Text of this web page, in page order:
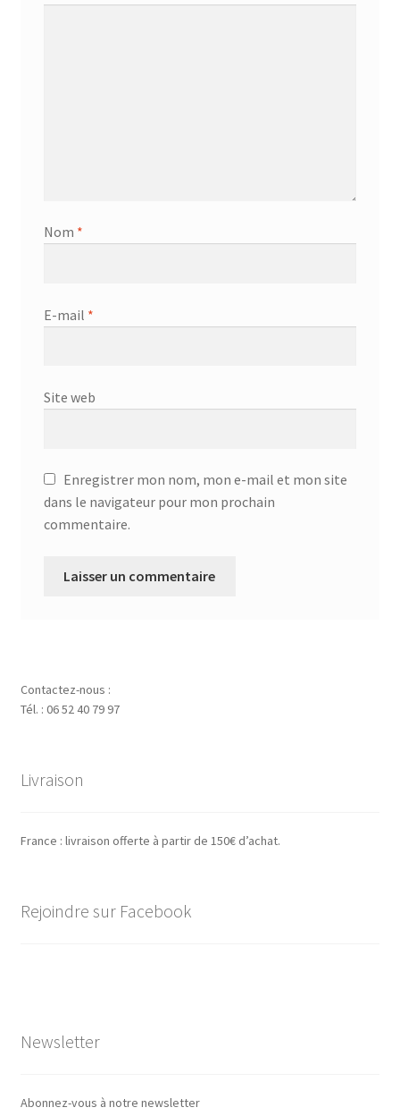
Nom *
E-mail *
Site web
Enregistrer mon nom, mon e-mail et mon site
dans le navigateur pour mon prochain
commentaire.
Contactez-nous :
Tél. : 06 52 40 79 97
Livraison
France : livraison offerte à partir de 150€ d’achat.
Rejoindre sur Facebook
Newsletter
Abonnez-vous à notre newsletter